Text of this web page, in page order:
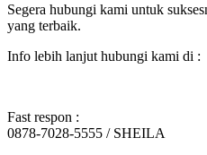
Segera hubungi kami untuk
yang terbaik.
Info lebih lanjut hubungi kami di :
Fast respon :
0878-7028-5555 / SHEILA